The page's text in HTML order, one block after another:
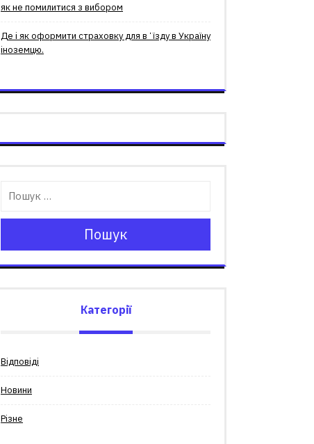
як не помилитися з вибором
Де і як оформити страховку для вʼїзду в Україну
іноземцю.
Пошук
Категорії
Відповіді
Новини
Різне